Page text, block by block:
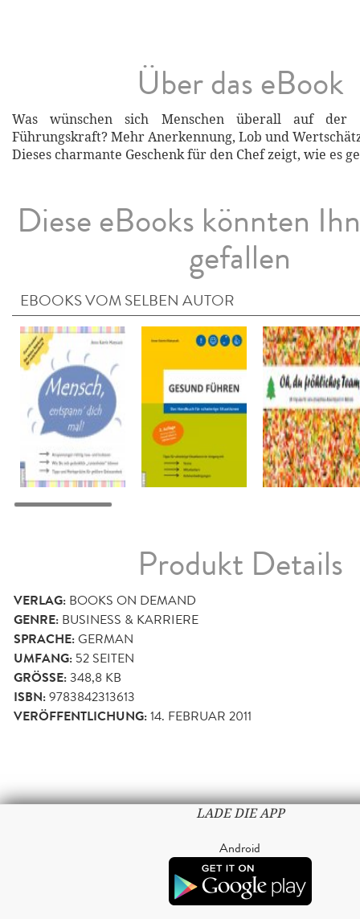
Über das eBook
Was wünschen sich Menschen überall auf
Führungskraft? Mehr Anerkennung, Lob und
Dieses charmante Geschenk für den Chef zeigt, wie es
Diese eBooks könnten
gefallen
EBOOKS VOM SELBEN AUTOR
Produkt Details
VERLAG: BOOKS ON DEMAND
GENRE: BUSINESS & KARRIERE
SPRACHE:GERMAN
UMFANG: 52 SEITEN
GRÖSSE: 348,8 KB
ISBN:9783842313613
VERÖFFENTLICHUNG:14. FEBRUAR 2011
LADE DIE APP
Android